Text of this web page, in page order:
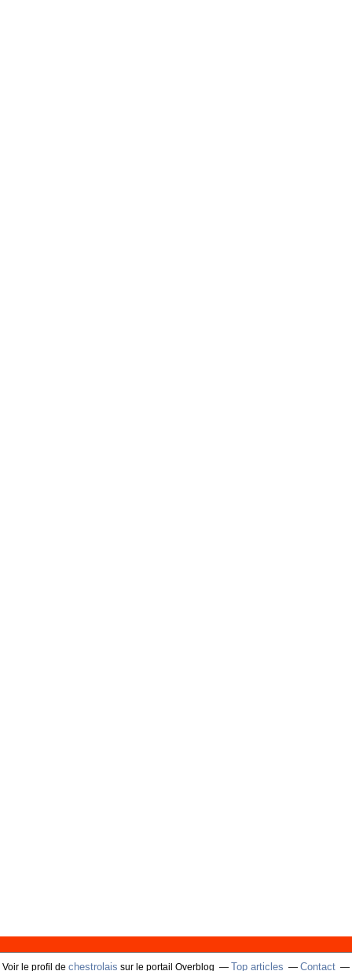
Voir le profil de chestrolais sur le portail Overblog Top articles Contact